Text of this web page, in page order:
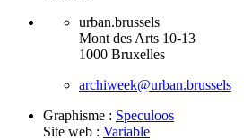
urban.brussels
Mont des Arts 10-13
1000 Bruxelles
archiweek@urban.brussels
Graphisme : Speculoos
Site web : Variable